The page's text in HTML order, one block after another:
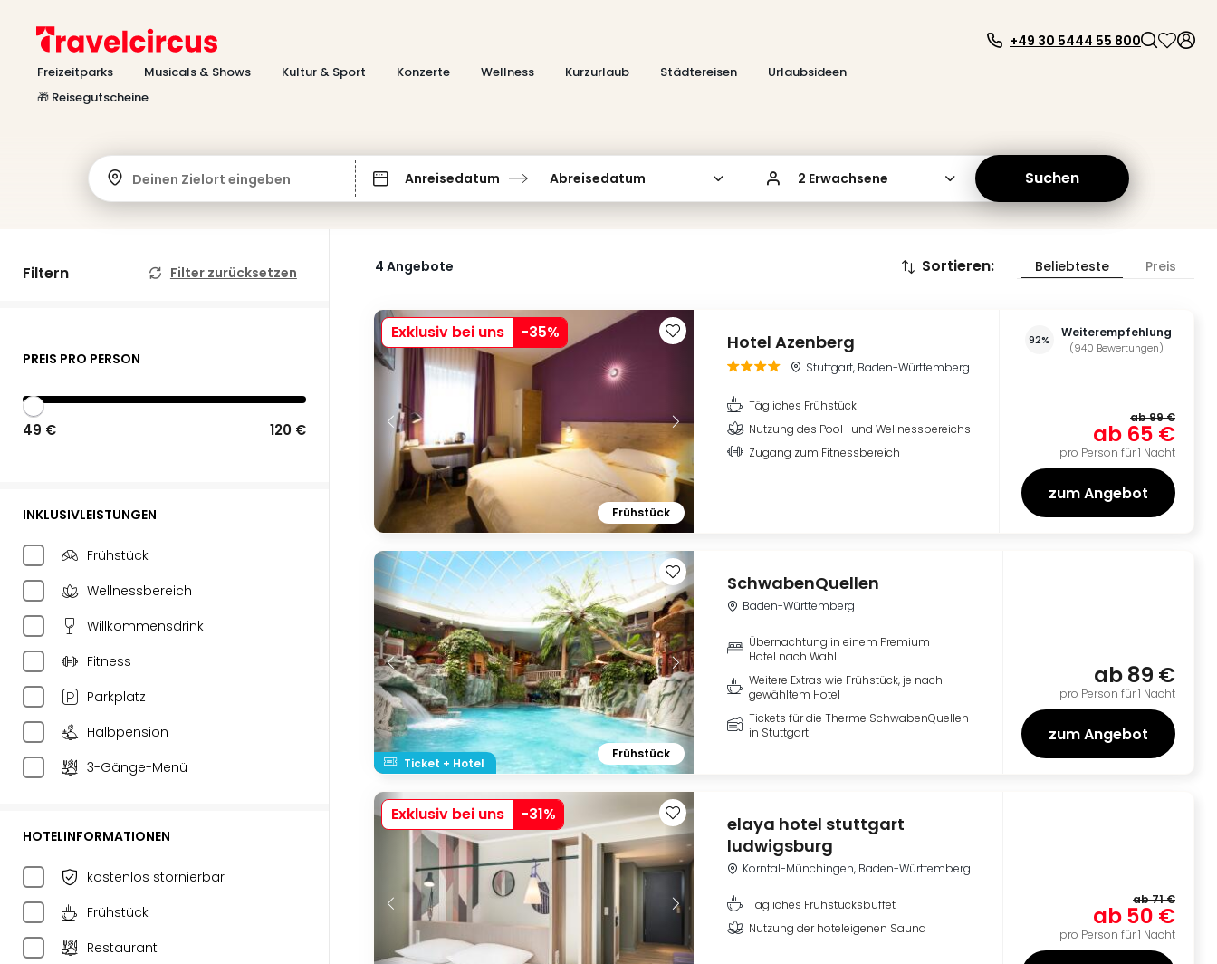
Freizeitparks Musicals & Shows Kultur & Sport Konzerte Wellness Kurzurlaub Städtereisen
Urlaubsideen
🎁 Reisegutscheine
+49 30 5444 55 800
Deinen Zielort eingeben Anreisedatum Abreisedatum 2 Erwachsene Suchen
Filtern Filter zurücksetzen
PREIS PRO PERSON
49 € 120 €
INKLUSIVLEISTUNGEN
Frühstück
Wellnessbereich
Willkommensdrink
Fitness
Parkplatz
Halbpension
3-Gänge-Menü
HOTELINFORMATIONEN
kostenlos stornierbar
Frühstück
Restaurant
4 Angebote Sortieren: Beliebteste Preis
Frühstück
Exklusiv bei uns -35% Hotel Azenberg
Stuttgart, Baden-Württemberg
Tägliches Frühstück
Nutzung des Pool- und Wellnessbereichs
Zugang zum Fitnessbereich
92% Weiterempfehlung
(940 Bewertungen)
ab99 €
ab 65 €
pro Person für 1 Nacht
zum Angebot
Ticket + Hotel
Frühstück
SchwabenQuellen
Baden-Württemberg
Übernachtung in einem Premium
Hotel nach Wahl
Weitere Extras wie Frühstück, je nach
gewähltem Hotel
Tickets für die Therme SchwabenQuellen
in Stuttgart
ab89 €
pro Person für 1 Nacht
zum Angebot
Exklusiv bei uns -31%
elaya hotel stuttgart
ludwigsburg
Korntal-Münchingen, Baden-Württemberg
Tägliches Frühstücksbuffet
Nutzung der hoteleigenen Sauna
ab71 €
ab50 €
pro Person für 1 Nacht